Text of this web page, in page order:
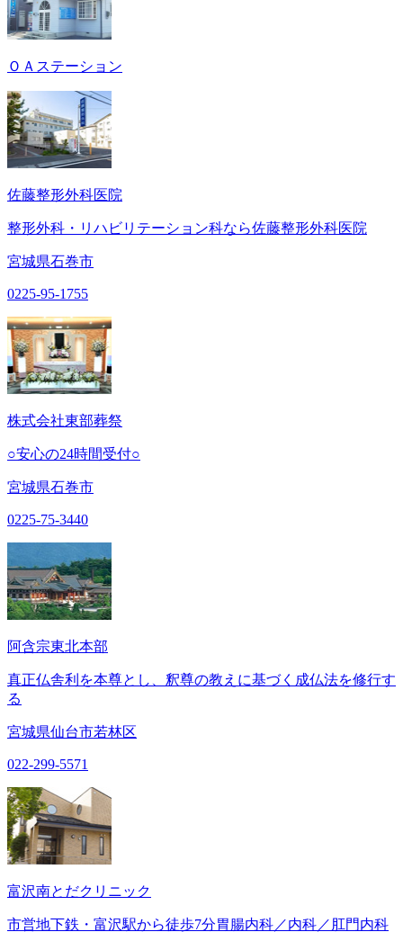
ＯＡステーション
佐藤整形外科医院
整形外科・リハビリテーション科なら佐藤整形外科医院
宮城県石巻市
0225-95-1755
株式会社東部葬祭
○安心の24時間受付○
宮城県石巻市
0225-75-3440
阿含宗東北本部
真正仏舎利を本尊とし、釈尊の教えに基づく成仏法を修行す
る
宮城県仙台市若林区
022-299-5571
富沢南とだクリニック
市営地下鉄・富沢駅から徒歩7分胃腸内科／内科／肛門内科